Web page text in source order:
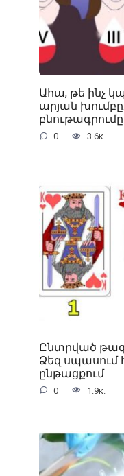
Ահա, թե ինչ
արյան
բնութագրումը
0 3.6к.
Ընտրված
Ձեզ սպասում
ընթացքում
0 1.9к.